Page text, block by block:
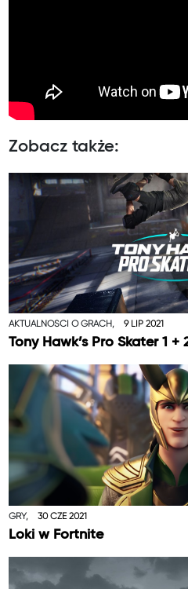
Zobacz także:
AKTUALNOŚCI O GRACH, 9 LIP 2021
Tony Hawk’s Pro Skater 1
GRY, 30 CZE 2021
Loki w Fortnite